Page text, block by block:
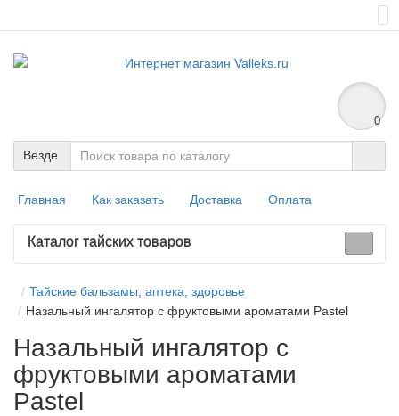
0
Везде
Главная Как заказать Доставка Оплата
Каталог тайских товаров
Тайские бальзамы, аптека, здоровье
Назальный ингалятор с фруктовыми ароматами Pastel
Назальный ингалятор с
фруктовыми ароматами
Pastel